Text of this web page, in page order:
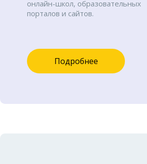
онлайн-школ, образовательных
порталов и сайтов.
Подробнее